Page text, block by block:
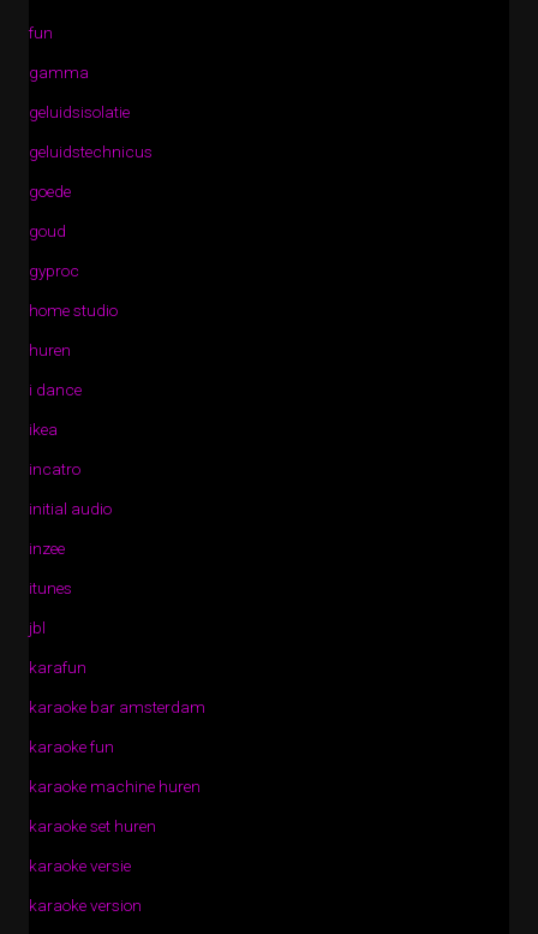
fun
gamma
geluidsisolatie
geluidstechnicus
goede
goud
gyproc
home studio
huren
i dance
ikea
incatro
initial audio
inzee
itunes
jbl
karafun
karaoke bar amsterdam
karaoke fun
karaoke machine huren
karaoke set huren
karaoke versie
karaoke version